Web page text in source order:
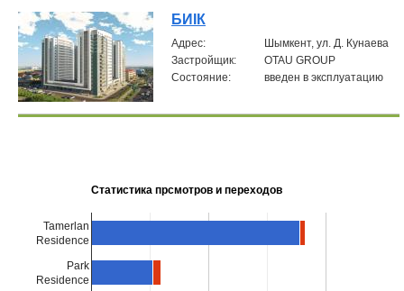
БИIК
Aдрес:
Шымкент, ул. Д. Кунаева
Застройщик:
OTAU GROUP
Состояние:
введен в эксплуатацию
Статистика прсмотров и переходов
Tamerlan
Residence
Park
Residence